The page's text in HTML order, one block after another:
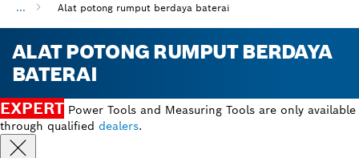
... Alat potong rumput berdaya baterai
ALAT POTONG RUMPUT BERDAYA
BATERAI
EXPERT Power Tools and Measuring Tools are only available
through qualified dealers.